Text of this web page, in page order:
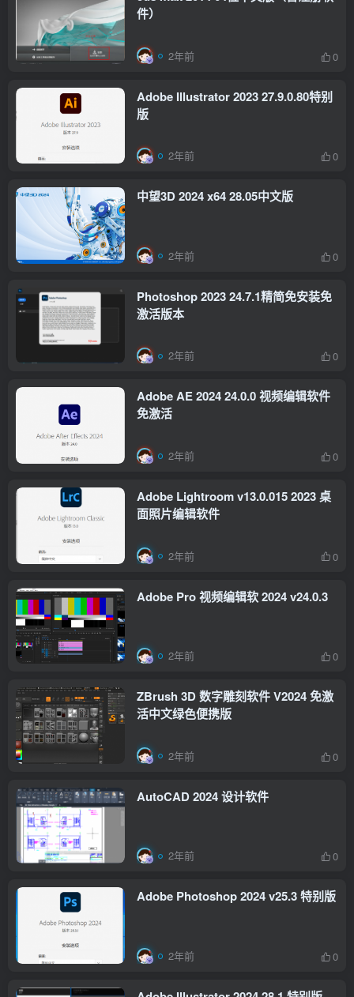
件）
2年前 0
Adobe Illustrator 2023 27.9.0.80特别
版
2年前 0
中望3D 2024 x64 28.05中文版
2年前 0
Photoshop 2023 24.7.1精简免安装免
激活版本
2年前 0
Adobe AE 2024 24.0.0 视频编辑软件
免激活
2年前 0
Adobe Lightroom v13.0.015 2023 桌
面照片编辑软件
2年前 0
Adobe Pro 视频编辑软 2024 v24.0.3
2年前 0
ZBrush 3D 数字雕刻软件 V2024 免激
活中文绿色便携版
2年前 0
AutoCAD 2024 设计软件
2年前 0
Adobe Photoshop 2024 v25.3 特别版
2年前 0